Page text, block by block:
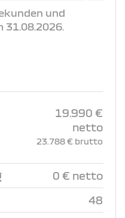
und
31.08.2026.
19.990 €
netto
23.788 € brutto
0 € netto
48